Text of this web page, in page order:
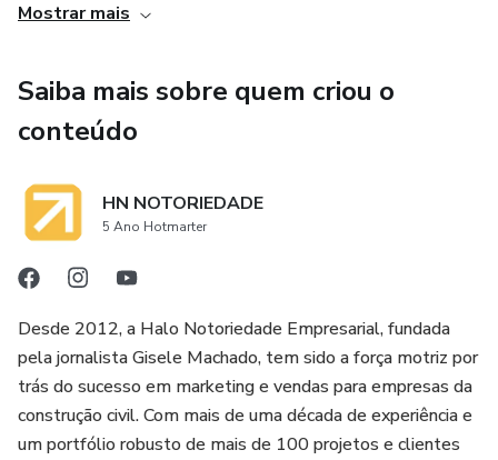
parceiros estratégicos.
Versões: desktop (computador) e mobile (smartphones).
Mostrar mais
Saiba mais sobre quem criou o
conteúdo
HN NOTORIEDADE
5 Ano Hotmarter
Desde 2012, a Halo Notoriedade Empresarial, fundada
pela jornalista Gisele Machado, tem sido a força motriz por
trás do sucesso em marketing e vendas para empresas da
construção civil. Com mais de uma década de experiência e
um portfólio robusto de mais de 100 projetos e clientes